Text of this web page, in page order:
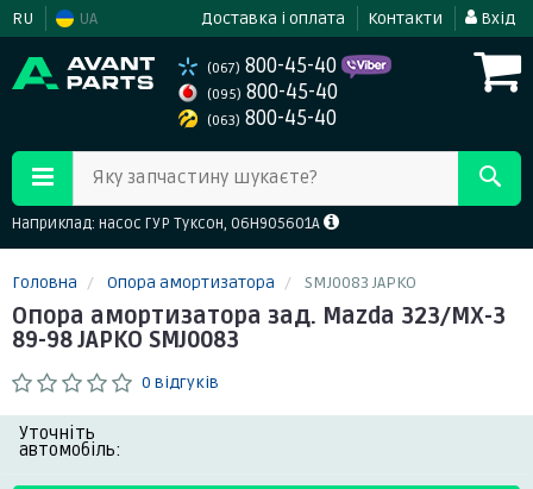
RU UA Доставка і оплата Контакти Вхід
(067) 800-45-40
(095) 800-45-40
(063) 800-45-40
Яку запчастину шукаєте?
Наприклад: насос ГУР Туксон, 06H905601A
Головна Опора амортизатора SMJ0083 JAPKO
Опора амортизатора зад. Mazda 323/MX-3
89-98 JAPKO SMJ0083
0 відгуків
Уточніть
автомобіль: